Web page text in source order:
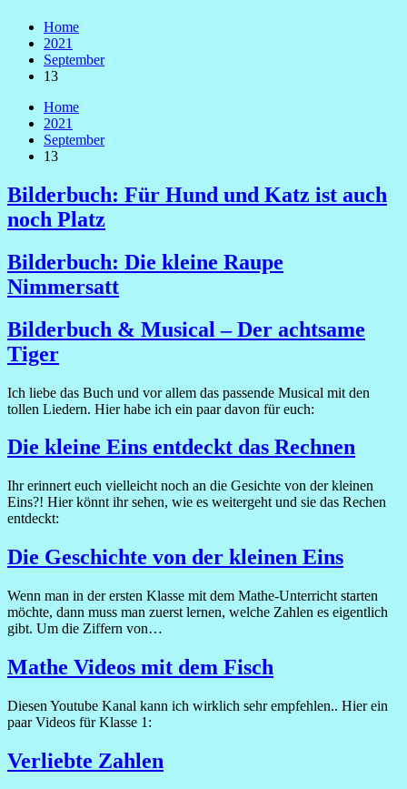
Home
2021
September
13
Home
2021
September
13
Bilderbuch: Für Hund und Katz ist auch
noch Platz
Bilderbuch: Die kleine Raupe
Nimmersatt
Bilderbuch & Musical – Der achtsame
Tiger
Ich liebe das Buch und vor allem das passende Musical mit den
tollen Liedern. Hier habe ich ein paar davon für euch:
Die kleine Eins entdeckt das Rechnen
Ihr erinnert euch vielleicht noch an die Gesichte von der kleinen
Eins?! Hier könnt ihr sehen, wie es weitergeht und sie das Rechen
entdeckt:
Die Geschichte von der kleinen Eins
Wenn man in der ersten Klasse mit dem Mathe-Unterricht starten
möchte, dann muss man zuerst lernen, welche Zahlen es eigentlich
gibt. Um die Ziffern von…
Mathe Videos mit dem Fisch
Diesen Youtube Kanal kann ich wirklich sehr empfehlen.. Hier ein
paar Videos für Klasse 1:
Verliebte Zahlen